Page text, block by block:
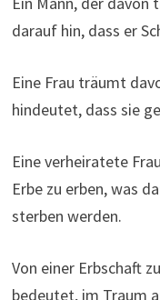
darauf hin, dass er
Eine Frau träumt
hindeutet, dass sie
Eine verheiratete
Erbe zu erben, was
sterben werden.
Von einer Erbschaft
bedeutet, im Traum